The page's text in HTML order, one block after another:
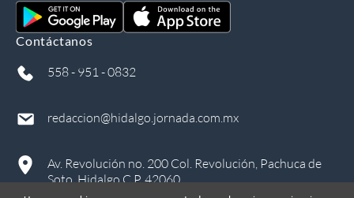
Contáctanos
558 - 951 - 0832
redaccion@hidalgo.jornada.com.mx
Av. Revolución no. 200 Col. Revolución, Pachuca de
Soto, Hidalgo C.P. 42060